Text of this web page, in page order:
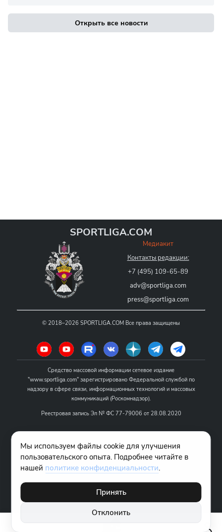
Открыть все новости
SPORTLIGA.COM
Медиакит
Контакты редакции:
+7 (495) 109-65-89
adv@sportliga.com
press@sportliga.com
© 2018–2026 SPORTLIGA.COM Все права защищены
Средство массовой информации сетевое издание
"www.sportliga.com" зарегистрировано Федеральной службой по
надзору в сфере связи, информационных технологий и массовых
коммуникаций (Роскомнадзор).
Реестровая запись Эл № ФС 77-79006 от 28.08.2020
Название - www.sportliga.com
Учредитель СМИ сетевого издания "www.sportliga.com": ИП Чамин
О.Н.
Главный редактор СМИ сетевого издания "www.sportliga.com":
Хаимов Д.И.
18+
Мы используем файлы cookie для улучшения
пользовательского опыта. Подробнее читайте в
нашей политике конфиденциальности.
Принять
Отклонить